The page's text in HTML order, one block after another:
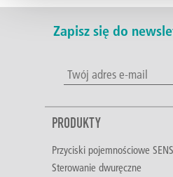
Zapisz się do
PRODUKTY
Przyciski pojemnościowe
Sterowanie dwuręczne